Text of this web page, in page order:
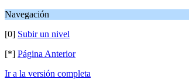
Navegación
[0] Subir un nivel
[*] Página Anterior
Ir a la versión completa